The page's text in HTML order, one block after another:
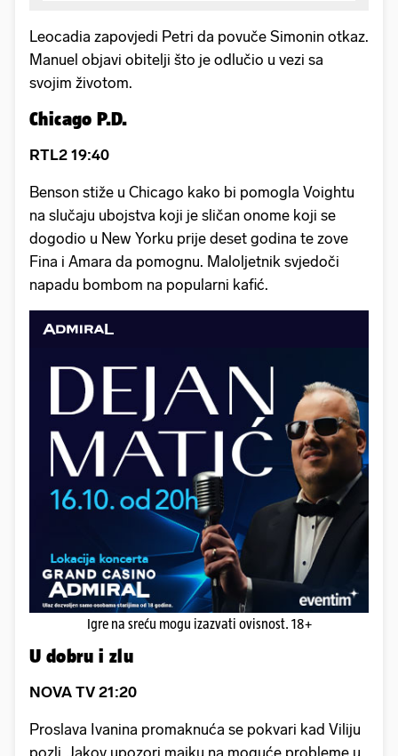
Leocadia zapovjedi Petri da povuče Simonin otkaz.
Manuel objavi obitelji što je odlučio u vezi sa
svojim životom.
Chicago P.D.
RTL2 19:40
Benson stiže u Chicago kako bi pomogla Voightu
na slučaju ubojstva koji je sličan onome koji se
dogodio u New Yorku prije deset godina te zove
Fina i Amara da pomognu. Maloljetnik svjedoči
napadu bombom na popularni kafić.
Igre na sreću mogu izazvati ovisnost. 18+
U dobru i zlu
NOVA TV 21:20
Proslava Ivanina promaknuća se pokvari kad Viliju
pozli. Jakov upozori majku na moguće probleme u